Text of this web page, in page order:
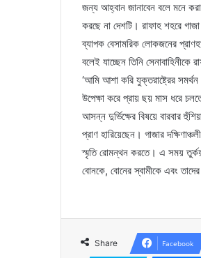
জন্য আহ্বান জানাবেন বলে মনে
করছে না দেশটি। রাফাহ শহরে
ব্যাপক বেসামরিক লোকজনের
বলেই যাচ্ছেন তিনি সেনাবাহিনীকে
‘আমি আশা করি যুক্তরাষ্ট্রের
উপেক্ষা করে প্রায় ছয় মাস ধরে
আসন্ন দুর্ভিক্ষের বিষয়ে বারবার
প্রাণ হারিয়েছেন। গাজার
স্মৃতি রোমন্থন করতে। এ সময়
বোনকে, বোনের স্বামীকে এবং
Share Facebook